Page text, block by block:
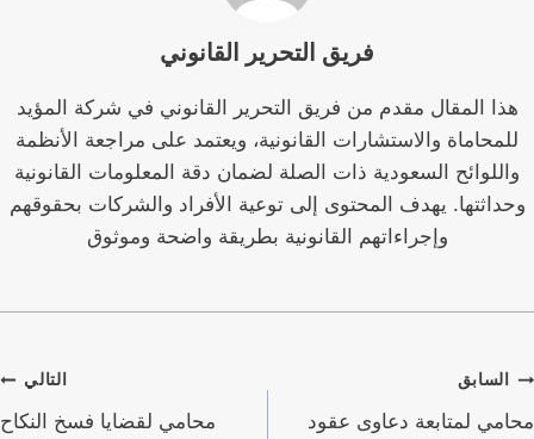
فريق التحرير القانوني
هذا المقال مقدم من فريق التحرير القانوني في شركة المؤيد
للمحاماة والاستشارات القانونية، ويعتمد على مراجعة الأنظمة
واللوائح السعودية ذات الصلة لضمان دقة المعلومات القانونية
وحداثتها. يهدف المحتوى إلى توعية الأفراد والشركات بحقوقهم
وإجراءاتهم القانونية بطريقة واضحة وموثوق
تصفّح
المقالات
السابق
محامي لمتابعة دعاوى عقود
التالي
محامي لقضايا فسخ النكاح